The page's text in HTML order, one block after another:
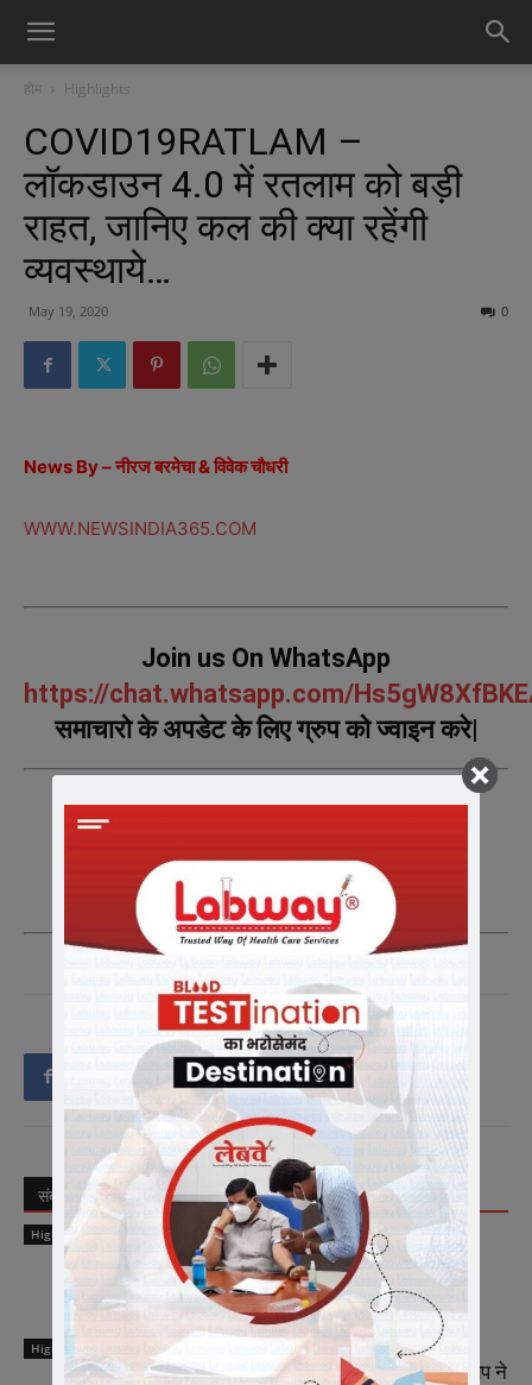
होम Highlights
COVID19RATLAM –
लॉकडाउन 4.0 में रतलाम को बड़ी
राहत, जानिए कल की क्या रहेंगी
व्यवस्थाये…
May 19, 2020 0
News By – नीरज बरमेचा & विवेक चौधरी
WWW.NEWSINDIA365.COM
Join us On WhatsApp
https://chat.whatsapp.com/
समाचारो के अपडेट के लिए ग्रुप को ज्वाइन करे|
https://t.me/newsindia365
के अपडेटकेलिएग्रुपको ज्वाइन
संबंधित लेख लेखक से और अधिक
Highlights
मीडिया में संगठन को सशक्त रूप से प्रस्तुत करें
मीडिया प्रभारी – चेतन्य काश्यप
Highlights
राष्ट्रीय कार्याध्यक्ष व कैबिनेट मंत्री चेतन्य काश्यप ने